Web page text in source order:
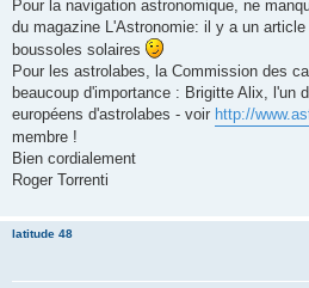
Pour la navigation astronomique, ne
du magazine L'Astronomie: il y a un
boussoles solaires
Pour les astrolabes, la Commission des
beaucoup d'importance : Brigitte Alix, l'un
européens d'astrolabes - voir http://
membre !
Bien cordialement
Roger Torrenti
latitude 48